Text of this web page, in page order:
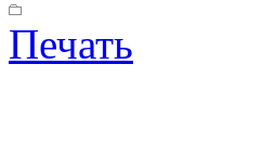
Печать